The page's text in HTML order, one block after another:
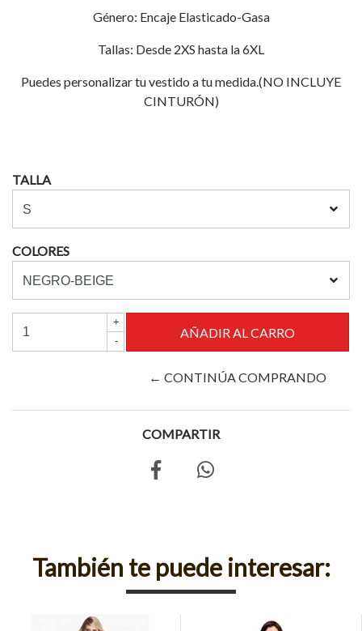
Género: Encaje Elasticado-Gasa
Tallas: Desde 2XS hasta la 6XL
Puedes personalizar tu vestido a tu medida.(NO INCLUYE
CINTURÓN)
TALLA
COLORES
+
-
← CONTINÚA COMPRANDO
COMPARTIR
También te puede interesar: